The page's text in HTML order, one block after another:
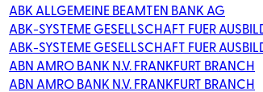
ABK ALLGEMEINE BEAMTEN BANK AG
ABK-SYSTEME GESELLSCHAFT FUER
ABK-SYSTEME GESELLSCHAFT FUER
ABN AMRO BANK N.V. FRANKFURT BRANCH
ABN AMRO BANK N.V. FRANKFURT BRANCH